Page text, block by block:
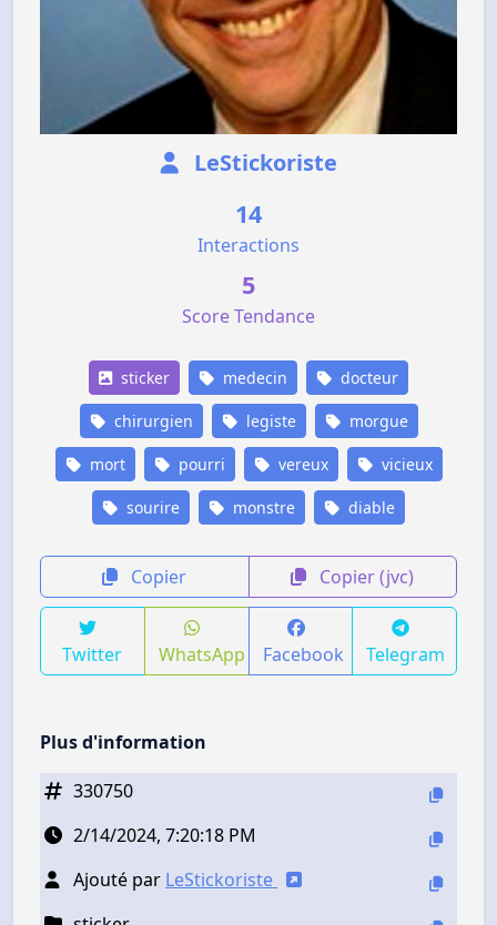
LeStickoriste
14
Interactions
5
Score Tendance
sticker medecin docteur
chirurgien legiste morgue
mort pourri vereux vicieux
sourire monstre diable
Copier Copier (jvc)
Twitter WhatsApp Facebook Telegram
Plus d'information
330750
2/14/2024, 7:20:18 PM
Ajouté par LeStickoriste